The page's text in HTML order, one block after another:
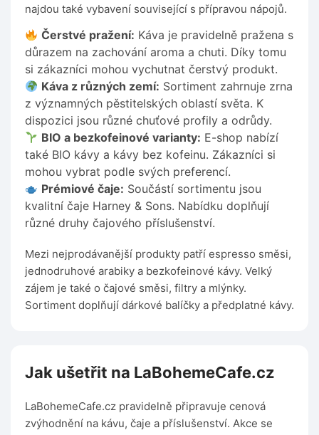
najdou také vybavení související s přípravou nápojů.
Čerstvé pražení: Káva je pravidelně pražena s
důrazem na zachování aroma a chuti. Díky tomu
si zákazníci mohou vychutnat čerstvý produkt.
Káva z různých zemí: Sortiment zahrnuje zrna
z významných pěstitelských oblastí světa. K
dispozici jsou různé chuťové profily a odrůdy.
BIO a bezkofeinové varianty: E-shop nabízí
také BIO kávy a kávy bez kofeinu. Zákazníci si
mohou vybrat podle svých preferencí.
Prémiové čaje: Součástí sortimentu jsou
kvalitní čaje Harney & Sons. Nabídku doplňují
různé druhy čajového příslušenství.
Mezi nejprodávanější produkty patří espresso směsi,
jednodruhové arabiky a bezkofeinové kávy. Velký
zájem je také o čajové směsi, filtry a mlýnky.
Sortiment doplňují dárkové balíčky a předplatné kávy.
Jak ušetřit na LaBohemeCafe.cz
LaBohemeCafe.cz pravidelně připravuje cenová
zvýhodnění na kávu, čaje a příslušenství. Akce se